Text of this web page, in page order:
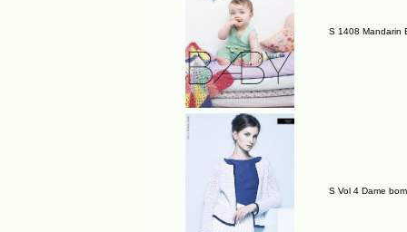
S 1408 Mandarin
S Vol 4 Dame